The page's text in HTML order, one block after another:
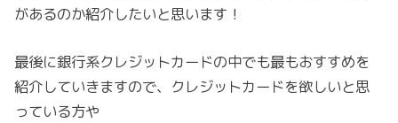
があるのか紹介したいと思います！
最後に銀行系クレジットカードの中でも最もおすすめを
紹介していきますので、クレジットカードを欲しいと思
っている方や